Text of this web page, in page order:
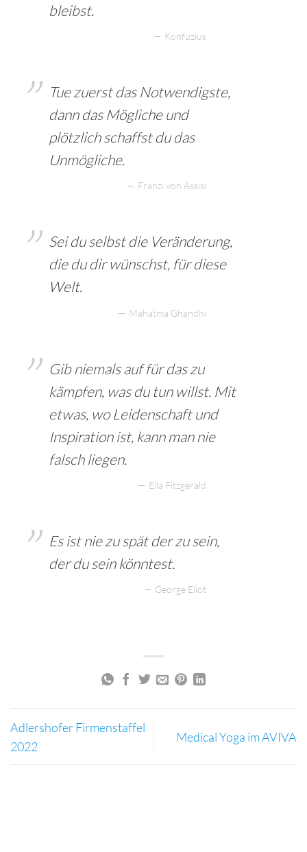
bleibst.
Konfuzius
Tue zuerst das Notwendigste,
dann das Mögliche und
plötzlich schaffst du das
Unmögliche.
Franzi von Assisi
Sei du selbst die Veränderung,
die du dir wünschst, für diese
Welt.
Mahatma Ghandhi
Gib niemals auf für das zu
kämpfen, was du tun willst. Mit
etwas, wo Leidenschaft und
Inspiration ist, kann man nie
falsch liegen.
Ella Fitzgerald
Es ist nie zu spät der zu sein,
der du sein könntest.
George Eliot
Adlershofer Firmenstaffel
2022
Medical Yoga im AVIVA